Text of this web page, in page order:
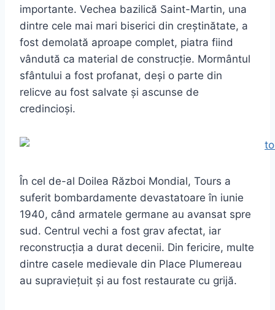
importante. Vechea bazilică Saint-Martin, una
dintre cele mai mari biserici din creștinătate, a
fost demolată aproape complet, piatra fiind
vândută ca material de construcție. Mormântul
sfântului a fost profanat, deși o parte din
relicve au fost salvate și ascunse de
credincioși.
În cel de-al Doilea Război Mondial, Tours a
suferit bombardamente devastatoare în iunie
1940, când armatele germane au avansat spre
sud. Centrul vechi a fost grav afectat, iar
reconstrucția a durat decenii. Din fericire, multe
dintre casele medievale din Place Plumereau
au supraviețuit și au fost restaurate cu grijă.